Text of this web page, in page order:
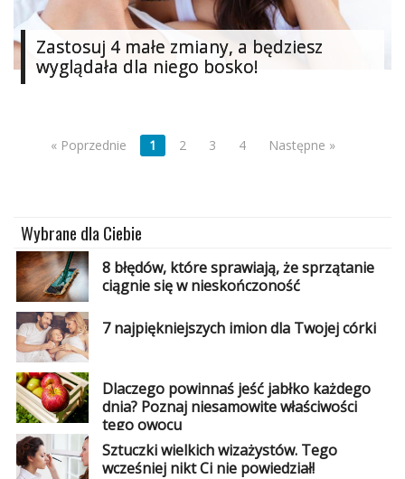
Zastosuj 4 małe zmiany, a będziesz
wyglądała dla niego bosko!
« Poprzednie 1 2 3 4 Następne »
Wybrane dla Ciebie
8 błędów, które sprawiają, że sprzątanie
ciągnie się w nieskończoność
7 najpiękniejszych imion dla Twojej córki
Dlaczego powinnaś jeść jabłko każdego
dnia? Poznaj niesamowite właściwości
tego owocu
Sztuczki wielkich wizażystów. Tego
wcześniej nikt Ci nie powiedział!